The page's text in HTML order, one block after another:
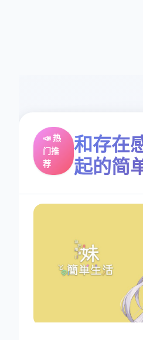
📣 热
门推
荐
和存在
起的简